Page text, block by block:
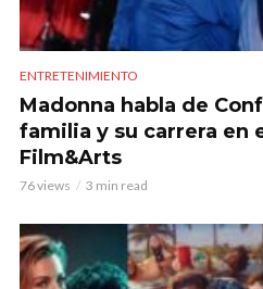
ENTRETENIMIENTO
Madonna habla de
familia y su carrera en
Film&Arts
76 views 3 min read